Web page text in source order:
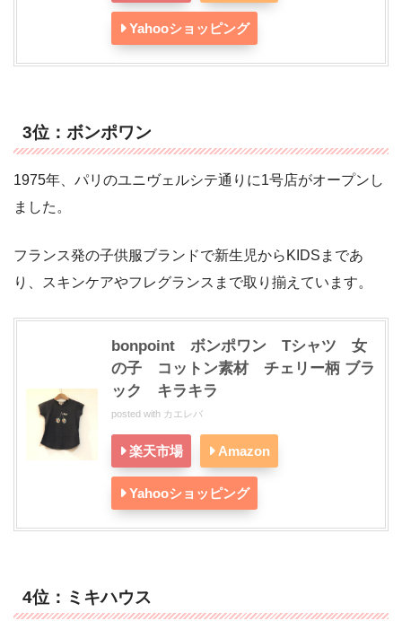
Yahooショッピング
3位：ボンポワン
1975年、パリのユニヴェルシテ通りに1号店がオープンし
ました。
フランス発の子供服ブランドで新生児からKIDSまであ
り、スキンケアやフレグランスまで取り揃えています。
bonpoint ボンポワン Tシャツ 女
の子 コットン素材 チェリー柄 ブラ
ック キラキラ
posted with カエレバ
楽天市場 Amazon
Yahooショッピング
4位：ミキハウス